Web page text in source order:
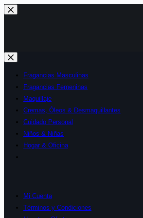
Saltar
Fragancias Masculinas
Fragancias Femeninas
Maquillaje
Cremas, Óleos & Desmaquillantes
Cuidado Personal
Niños & Niñas
Hogar & Oficina
Mi Cuenta
Términos y Condiciones